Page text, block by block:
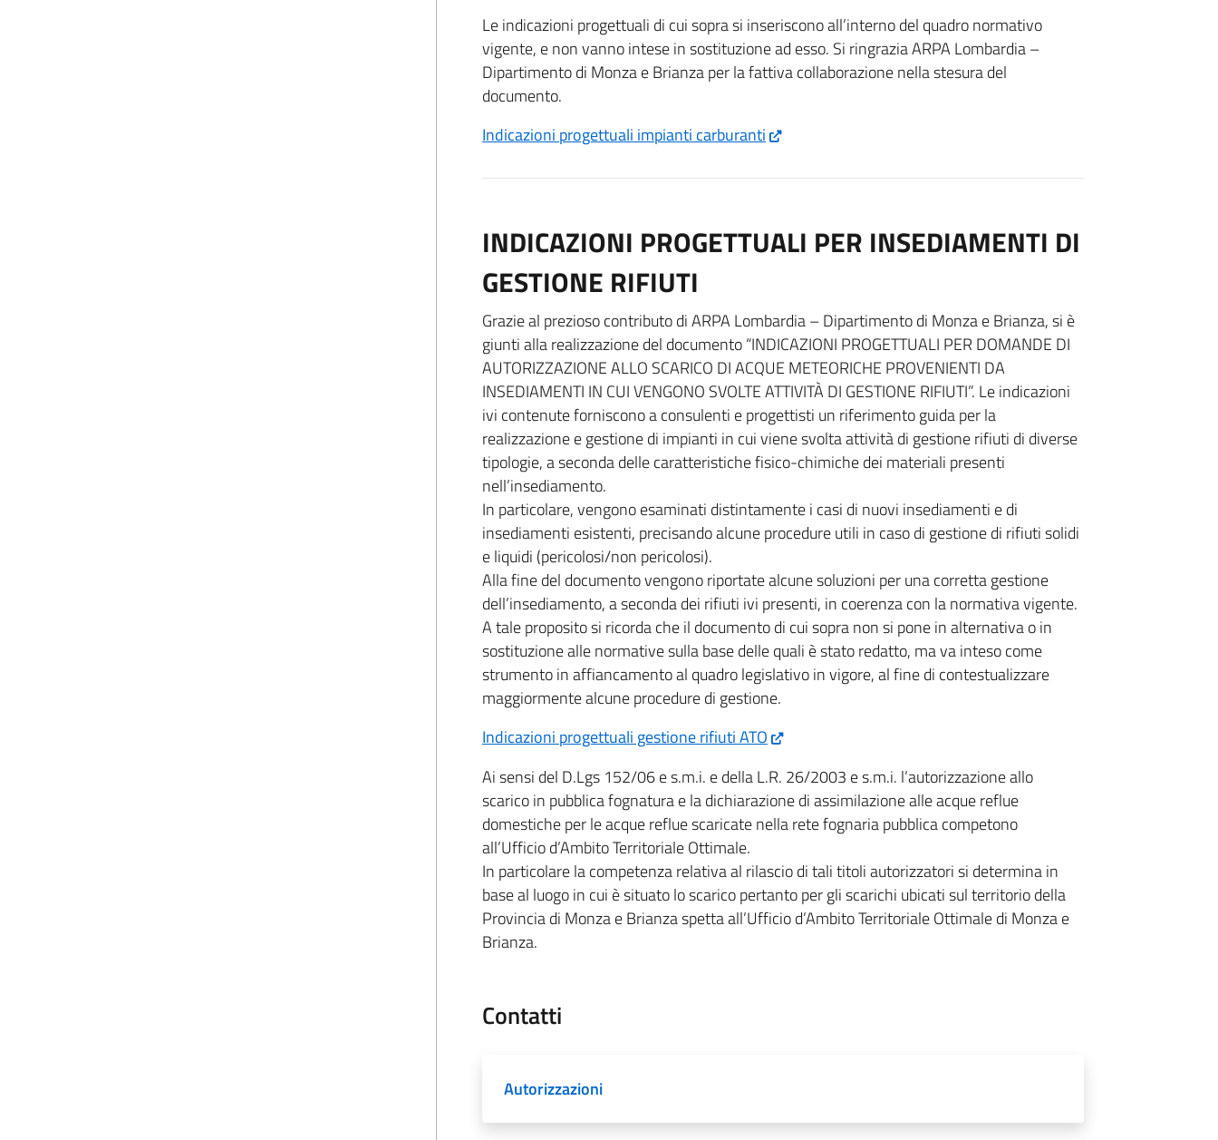
Le indicazioni progettuali di cui sopra si inseriscono all’interno del quadro normativo
vigente, e non vanno intese in sostituzione ad esso. Si ringrazia ARPA Lombardia –
Dipartimento di Monza e Brianza per la fattiva collaborazione nella stesura del
documento.
Indicazioni progettuali impianti carburanti
INDICAZIONI PROGETTUALI PER INSEDIAMENTI DI
GESTIONE RIFIUTI
Grazie al prezioso contributo di ARPA Lombardia – Dipartimento di Monza e Brianza, si è
giunti alla realizzazione del documento “INDICAZIONI PROGETTUALI PER DOMANDE DI
AUTORIZZAZIONE ALLO SCARICO DI ACQUE METEORICHE PROVENIENTI DA
INSEDIAMENTI IN CUI VENGONO SVOLTE ATTIVITÀ DI GESTIONE RIFIUTI”. Le indicazioni
ivi contenute forniscono a consulenti e progettisti un riferimento guida per la
realizzazione e gestione di impianti in cui viene svolta attività di gestione rifiuti di diverse
tipologie, a seconda delle caratteristiche fisico-chimiche dei materiali presenti
nell’insediamento.
In particolare, vengono esaminati distintamente i casi di nuovi insediamenti e di
insediamenti esistenti, precisando alcune procedure utili in caso di gestione di rifiuti solidi
e liquidi (pericolosi/non pericolosi).
Alla fine del documento vengono riportate alcune soluzioni per una corretta gestione
dell’insediamento, a seconda dei rifiuti ivi presenti, in coerenza con la normativa vigente.
A tale proposito si ricorda che il documento di cui sopra non si pone in alternativa o in
sostituzione alle normative sulla base delle quali è stato redatto, ma va inteso come
strumento in affiancamento al quadro legislativo in vigore, al fine di contestualizzare
maggiormente alcune procedure di gestione.
Indicazioni progettuali gestione rifiuti ATO
Ai sensi del D.Lgs 152/06 e s.m.i. e della L.R. 26/2003 e s.m.i. l’autorizzazione allo
scarico in pubblica fognatura e la dichiarazione di assimilazione alle acque reflue
domestiche per le acque reflue scaricate nella rete fognaria pubblica competono
all’Ufficio d’Ambito Territoriale Ottimale.
In particolare la competenza relativa al rilascio di tali titoli autorizzatori si determina in
base al luogo in cui è situato lo scarico pertanto per gli scarichi ubicati sul territorio della
Provincia di Monza e Brianza spetta all’Ufficio d’Ambito Territoriale Ottimale di Monza e
Brianza.
Contatti
Autorizzazioni